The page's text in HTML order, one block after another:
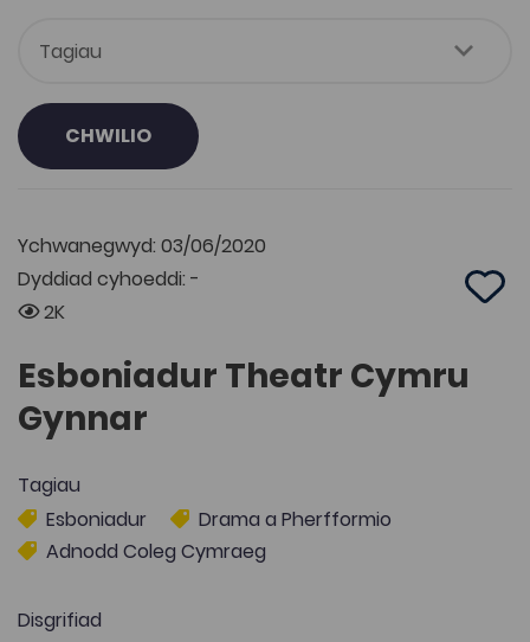
CHWILIO
Ychwanegwyd: 03/06/2020
Dyddiad cyhoeddi: -
2K
Add
Esboniadur Theatr Cymru
Gynnar
Tagiau
Esboniadur
Drama a Pherfformio
Adnodd Coleg Cymraeg
Disgrifiad